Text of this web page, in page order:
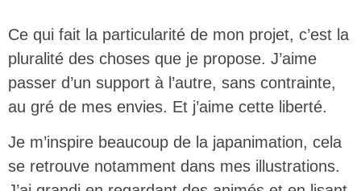
Ce qui fait la particularité de mon projet, c’est la
pluralité des choses que je propose. J’aime
passer d’un support à l’autre, sans contrainte,
au gré de mes envies. Et j’aime cette liberté.
Je m’inspire beaucoup de la japanimation, cela
se retrouve notamment dans mes illustrations.